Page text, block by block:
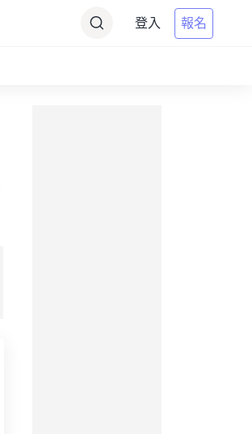
登入 報名